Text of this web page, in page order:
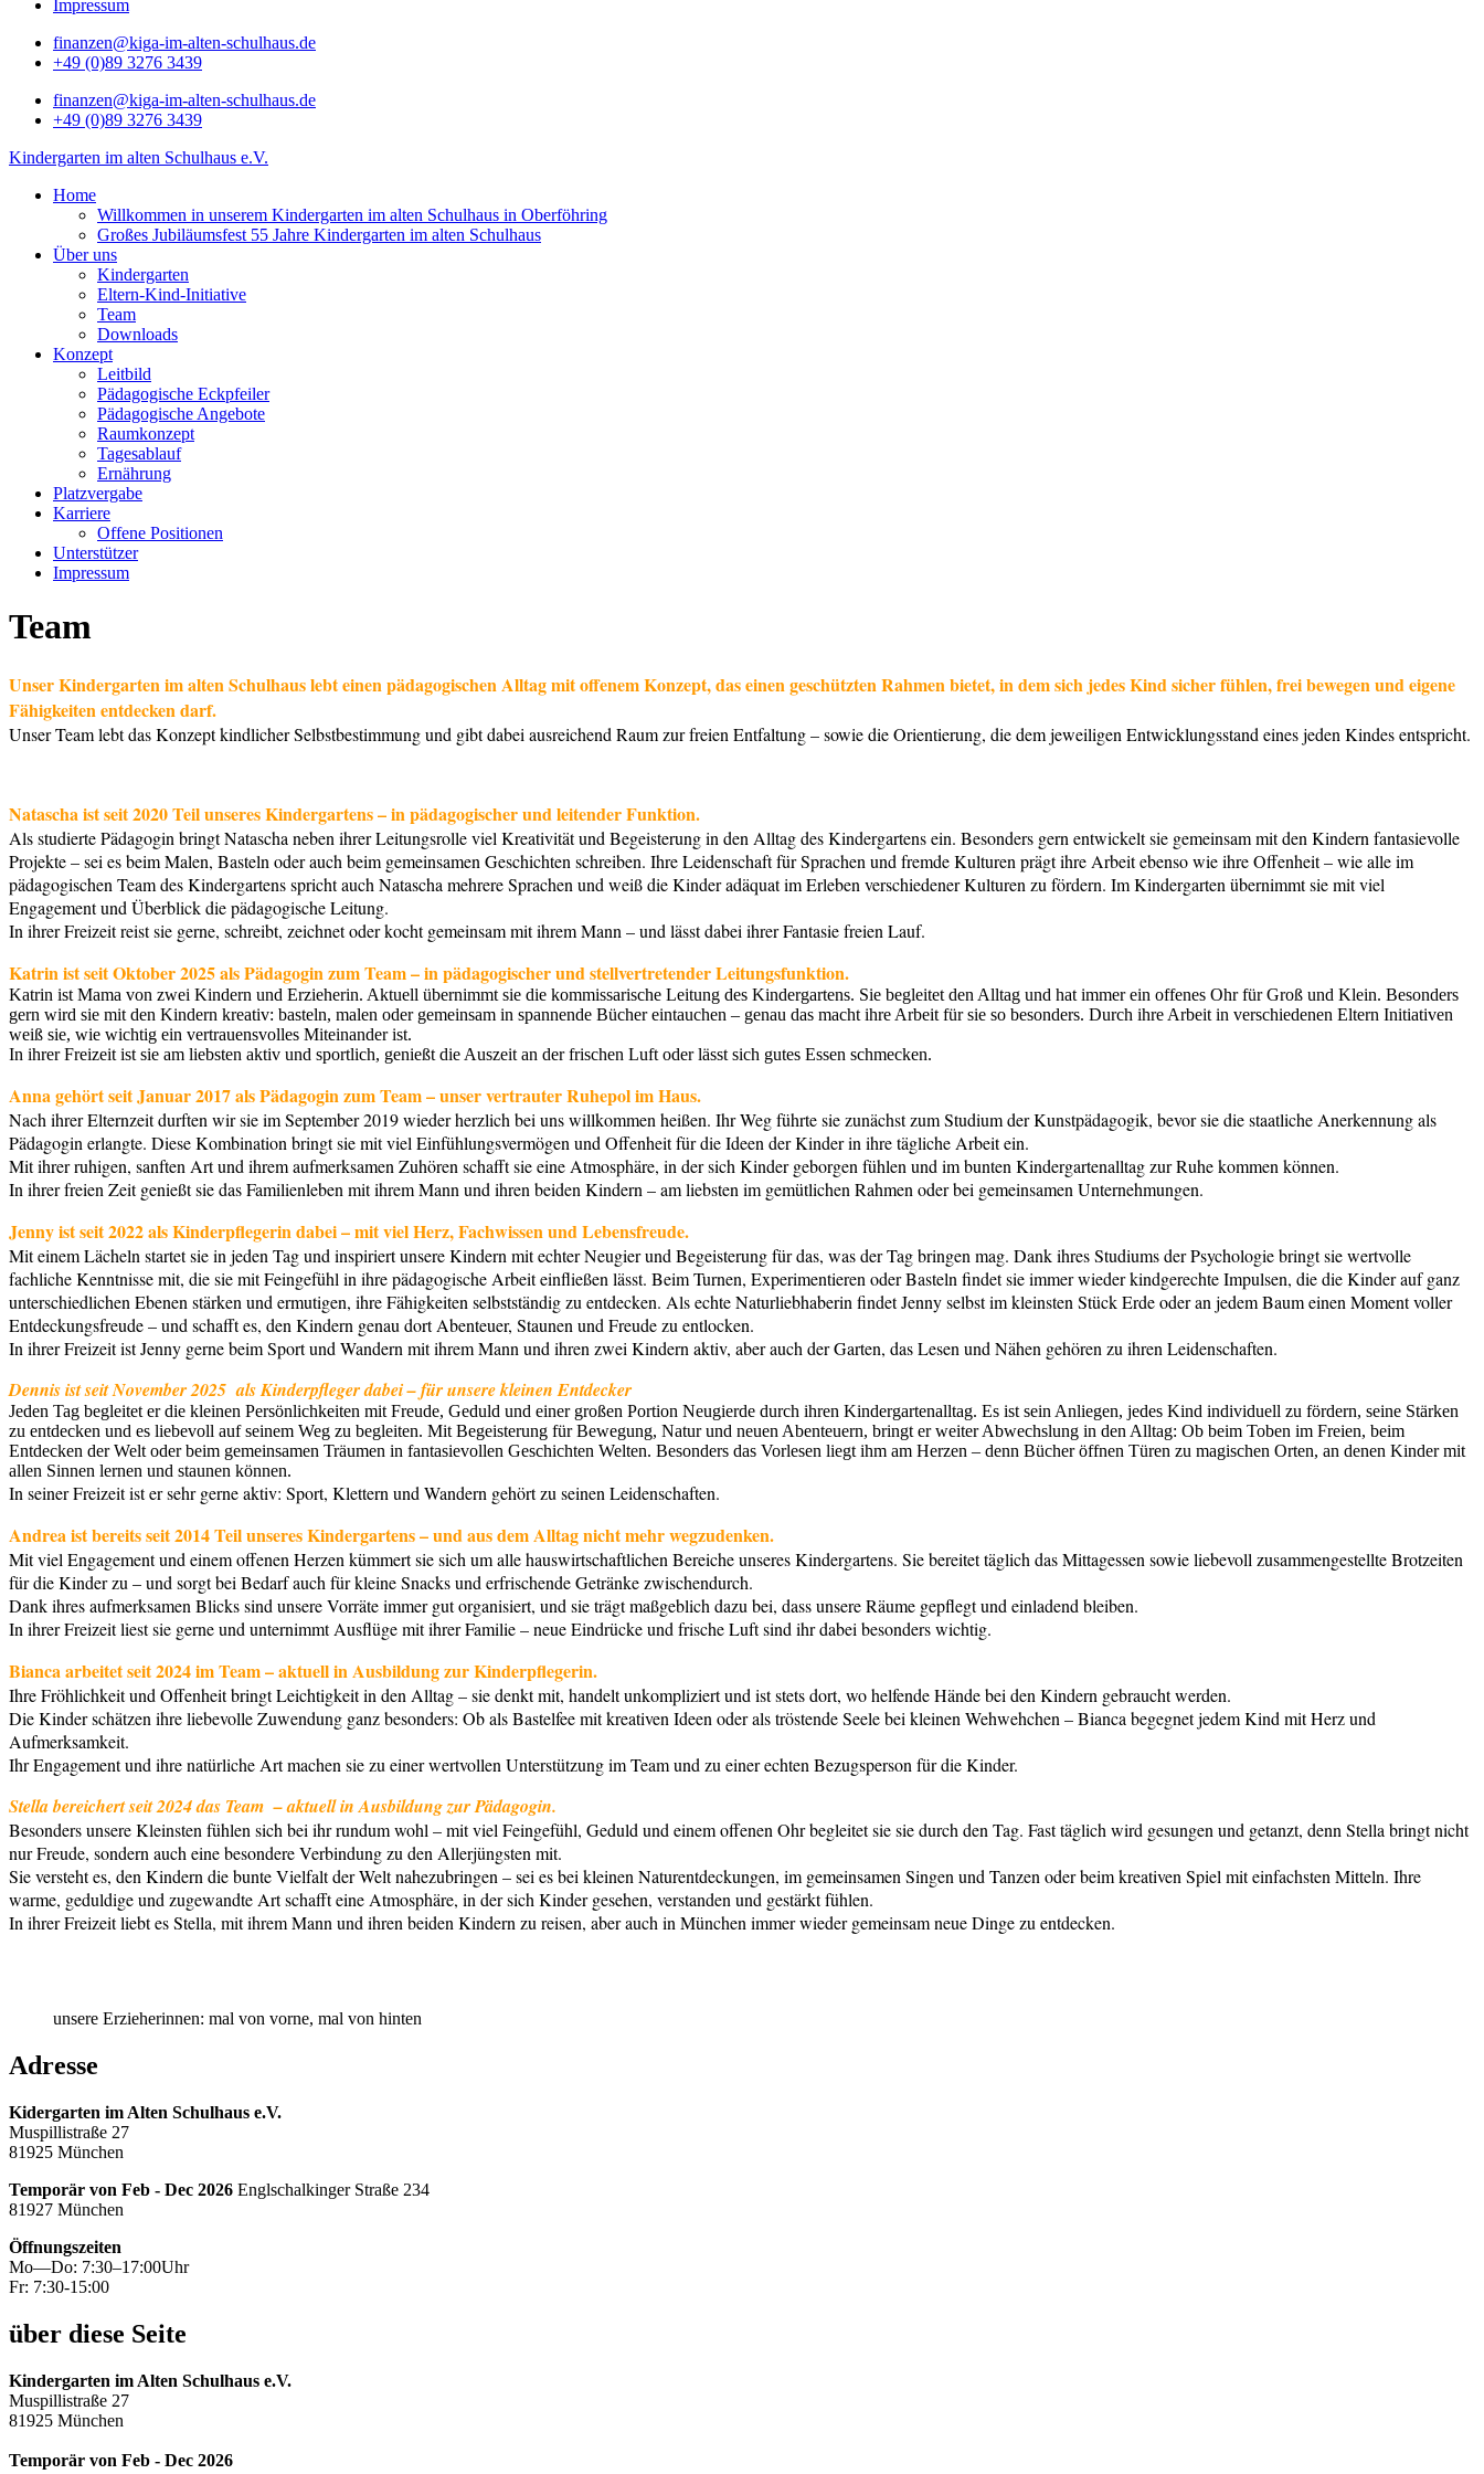
Impressum
finanzen@kiga-im-alten-schulhaus.de
+49 (0)89 3276 3439
finanzen@kiga-im-alten-schulhaus.de
+49 (0)89 3276 3439
Kindergarten im alten Schulhaus e.V.
Home
Willkommen in unserem Kindergarten im alten Schulhaus in Oberföhring
Großes Jubiläumsfest 55 Jahre Kindergarten im alten Schulhaus
Über uns
Kindergarten
Eltern-Kind-Initiative
Team
Downloads
Konzept
Leitbild
Pädagogische Eckpfeiler
Pädagogische Angebote
Raumkonzept
Tagesablauf
Ernährung
Platzvergabe
Karriere
Offene Positionen
Unterstützer
Impressum
Team
Unser Kindergarten im alten Schulhaus lebt einen pädagogischen Alltag mit offenem Konzept, das einen geschützten Rahmen bietet, in dem sich jedes Kind sicher fühlen, frei bewegen und eigene
Fähigkeiten entdecken darf.
Unser Team lebt das Konzept kindlicher Selbstbestimmung und gibt dabei ausreichend Raum zur freien Entfaltung – sowie die Orientierung, die dem jeweiligen Entwicklungsstand eines jeden Kindes entspricht.
Natascha ist seit 2020 Teil unseres Kindergartens – in pädagogischer und leitender Funktion.
Als studierte Pädagogin bringt Natascha neben ihrer Leitungsrolle viel Kreativität und Begeisterung in den Alltag des Kindergartens ein. Besonders gern entwickelt sie gemeinsam mit den Kindern fantasievolle
Projekte – sei es beim Malen, Basteln oder auch beim gemeinsamen Geschichten schreiben. Ihre Leidenschaft für Sprachen und fremde Kulturen prägt ihre Arbeit ebenso wie ihre Offenheit – wie alle im
pädagogischen Team des Kindergartens spricht auch Natascha mehrere Sprachen und weiß die Kinder adäquat im Erleben verschiedener Kulturen zu fördern. Im Kindergarten übernimmt sie mit viel
Engagement und Überblick die pädagogische Leitung.
In ihrer Freizeit reist sie gerne, schreibt, zeichnet oder kocht gemeinsam mit ihrem Mann – und lässt dabei ihrer Fantasie freien Lauf.
Katrin ist seit Oktober 2025 als Pädagogin zum Team – in pädagogischer und stellvertretender Leitungsfunktion.
Katrin ist Mama von zwei Kindern und Erzieherin. Aktuell übernimmt sie die kommissarische Leitung des Kindergartens. Sie begleitet den Alltag und hat immer ein offenes Ohr für Groß und Klein. Besonders
gern wird sie mit den Kindern kreativ: basteln, malen oder gemeinsam in spannende Bücher eintauchen – genau das macht ihre Arbeit für sie so besonders. Durch ihre Arbeit in verschiedenen Eltern Initiativen
weiß sie, wie wichtig ein vertrauensvolles Miteinander ist.
In ihrer Freizeit ist sie am liebsten aktiv und sportlich, genießt die Auszeit an der frischen Luft oder lässt sich gutes Essen schmecken.
Anna gehört seit Januar 2017 als Pädagogin zum Team – unser vertrauter Ruhepol im Haus.
Nach ihrer Elternzeit durften wir sie im September 2019 wieder herzlich bei uns willkommen heißen. Ihr Weg führte sie zunächst zum Studium der Kunstpädagogik, bevor sie die staatliche Anerkennung als
Pädagogin erlangte. Diese Kombination bringt sie mit viel Einfühlungsvermögen und Offenheit für die Ideen der Kinder in ihre tägliche Arbeit ein.
Mit ihrer ruhigen, sanften Art und ihrem aufmerksamen Zuhören schafft sie eine Atmosphäre, in der sich Kinder geborgen fühlen und im bunten Kindergartenalltag zur Ruhe kommen können.
In ihrer freien Zeit genießt sie das Familienleben mit ihrem Mann und ihren beiden Kindern – am liebsten im gemütlichen Rahmen oder bei gemeinsamen Unternehmungen.
Jenny ist seit 2022 als Kinderpflegerin dabei – mit viel Herz, Fachwissen und Lebensfreude.
Mit einem Lächeln startet sie in jeden Tag und inspiriert unsere Kindern mit echter Neugier und Begeisterung für das, was der Tag bringen mag. Dank ihres Studiums der Psychologie bringt sie wertvolle
fachliche Kenntnisse mit, die sie mit Feingefühl in ihre pädagogische Arbeit einfließen lässt. Beim Turnen, Experimentieren oder Basteln findet sie immer wieder kindgerechte Impulsen, die die Kinder auf ganz
unterschiedlichen Ebenen stärken und ermutigen, ihre Fähigkeiten selbstständig zu entdecken. Als echte Naturliebhaberin findet Jenny selbst im kleinsten Stück Erde oder an jedem Baum einen Moment voller
Entdeckungsfreude – und schafft es, den Kindern genau dort Abenteuer, Staunen und Freude zu entlocken.
In ihrer Freizeit ist Jenny gerne beim Sport und Wandern mit ihrem Mann und ihren zwei Kindern aktiv, aber auch der Garten, das Lesen und Nähen gehören zu ihren Leidenschaften.
Dennis ist seit November 2025 als Kinderpfleger dabei – für unsere kleinen Entdecker
Jeden Tag begleitet er die kleinen Persönlichkeiten mit Freude, Geduld und einer großen Portion Neugierde durch ihren Kindergartenalltag. Es ist sein Anliegen, jedes Kind individuell zu fördern, seine Stärken
zu entdecken und es liebevoll auf seinem Weg zu begleiten. Mit Begeisterung für Bewegung, Natur und neuen Abenteuern, bringt er weiter Abwechslung in den Alltag: Ob beim Toben im Freien, beim
Entdecken der Welt oder beim gemeinsamen Träumen in fantasievollen Geschichten Welten. Besonders das Vorlesen liegt ihm am Herzen – denn Bücher öffnen Türen zu magischen Orten, an denen Kinder mit
allen Sinnen lernen und staunen können.
In seiner Freizeit ist er sehr gerne aktiv: Sport, Klettern und Wandern gehört zu seinen Leidenschaften.
Andrea ist bereits seit 2014 Teil unseres Kindergartens – und aus dem Alltag nicht mehr wegzudenken.
Mit viel Engagement und einem offenen Herzen kümmert sie sich um alle hauswirtschaftlichen Bereiche unseres Kindergartens. Sie bereitet täglich das Mittagessen sowie liebevoll zusammengestellte Brotzeiten
für die Kinder zu – und sorgt bei Bedarf auch für kleine Snacks und erfrischende Getränke zwischendurch.
Dank ihres aufmerksamen Blicks sind unsere Vorräte immer gut organisiert, und sie trägt maßgeblich dazu bei, dass unsere Räume gepflegt und einladend bleiben.
In ihrer Freizeit liest sie gerne und unternimmt Ausflüge mit ihrer Familie – neue Eindrücke und frische Luft sind ihr dabei besonders wichtig.
Bianca arbeitet seit 2024 im Team – aktuell in Ausbildung zur Kinderpflegerin.
Ihre Fröhlichkeit und Offenheit bringt Leichtigkeit in den Alltag – sie denkt mit, handelt unkompliziert und ist stets dort, wo helfende Hände bei den Kindern gebraucht werden.
Die Kinder schätzen ihre liebevolle Zuwendung ganz besonders: Ob als Bastelfee mit kreativen Ideen oder als tröstende Seele bei kleinen Wehwehchen – Bianca begegnet jedem Kind mit Herz und
Aufmerksamkeit.
Ihr Engagement und ihre natürliche Art machen sie zu einer wertvollen Unterstützung im Team und zu einer echten Bezugsperson für die Kinder.
Stella bereichert seit 2024 das Team – aktuell in Ausbildung zur Pädagogin.
Besonders unsere Kleinsten fühlen sich bei ihr rundum wohl – mit viel Feingefühl, Geduld und einem offenen Ohr begleitet sie sie durch den Tag. Fast täglich wird gesungen und getanzt, denn Stella bringt nicht
nur Freude, sondern auch eine besondere Verbindung zu den Allerjüngsten mit.
Sie versteht es, den Kindern die bunte Vielfalt der Welt nahezubringen – sei es bei kleinen Naturentdeckungen, im gemeinsamen Singen und Tanzen oder beim kreativen Spiel mit einfachsten Mitteln. Ihre
warme, geduldige und zugewandte Art schafft eine Atmosphäre, in der sich Kinder gesehen, verstanden und gestärkt fühlen.
In ihrer Freizeit liebt es Stella, mit ihrem Mann und ihren beiden Kindern zu reisen, aber auch in München immer wieder gemeinsam neue Dinge zu entdecken.
unsere Erzieherinnen: mal von vorne, mal von hinten
Adresse
Kidergarten im Alten Schulhaus e.V.
Muspillistraße 27
81925 München
Temporär von Feb - Dec 2026 Englschalkinger Straße 234
81927 München
Öffnungszeiten
Mo—Do: 7:30–17:00Uhr
Fr: 7:30-15:00
über diese Seite
Kindergarten im Alten Schulhaus e.V.
Muspillistraße 27
81925 München
Temporär von Feb - Dec 2026